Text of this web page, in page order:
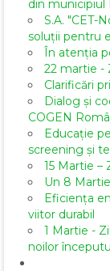
din municipiul
S.A. "CET-
soluții pentru
În atenția
22 martie -
Clarificări
Dialog și
COGEN
Educație
screening și
15 Martie –
Un 8
Eficiența
viitor durabil
1 Martie -
noilor